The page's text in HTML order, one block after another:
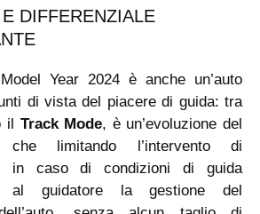
DIFFERENZIALE
Year 2024 è anche un’auto
di vista del piacere di guida: tra
il Track Mode, è un’evoluzione del
limitando l’intervento di
in caso di condizioni di guida
al guidatore la gestione del